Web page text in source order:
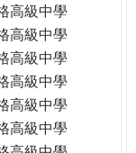
高級中學
高級中學
高級中學
高級中學
高級中學
高級中學